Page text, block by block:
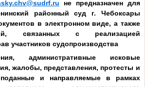
не предназначен для
районный суд г. Чебоксары
в электронном виде, а также
связанных с реализацией
участников судопроизводства
административные исковые
жалобы, представления, протесты и
и направляемые в рамках